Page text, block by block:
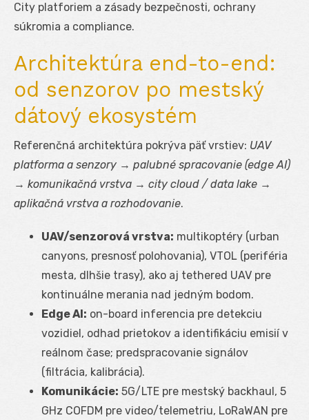
City platforiem a zásady bezpečnosti, ochrany
súkromia a compliance.
Architektúra end-to-end:
od senzorov po mestský
dátový ekosystém
Referenčná architektúra pokrýva päť vrstiev: UAV
platforma a senzory → palubné spracovanie (edge AI)
→ komunikačná vrstva → city cloud / data lake →
aplikačná vrstva a rozhodovanie.
UAV/senzorová vrstva: multikoptéry (urban
canyons, presnosť polohovania), VTOL (periféria
mesta, dlhšie trasy), ako aj tethered UAV pre
kontinuálne merania nad jedným bodom.
Edge AI: on-board inferencia pre detekciu
vozidiel, odhad prietokov a identifikáciu emisií v
reálnom čase; predspracovanie signálov
(filtrácia, kalibrácia).
Komunikácie: 5G/LTE pre mestský backhaul, 5
GHz COFDM pre video/telemetriu, LoRaWAN pre